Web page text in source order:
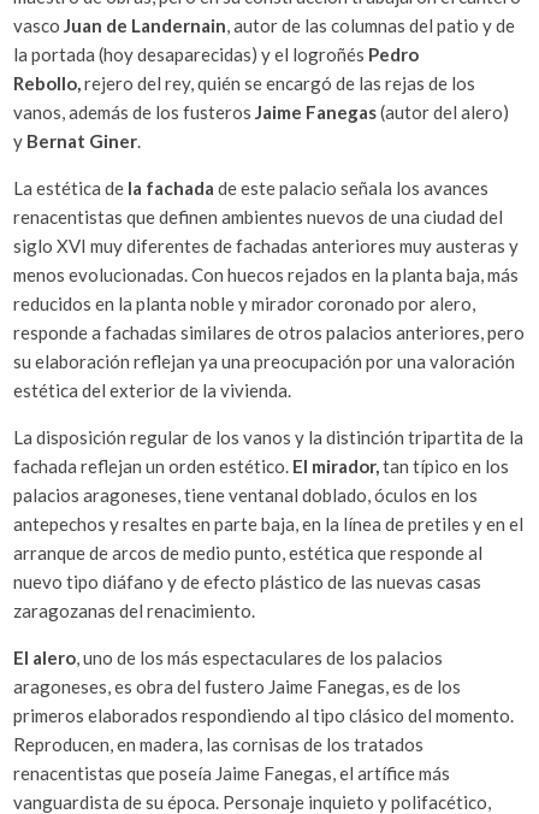
vasco Juan de Landernain , autor de las columnas del patio y de
la portada (hoy desaparecidas) y el logroñés Pedro
Rebollo, rejero del rey, quién se encargó de las rejas de los
vanos, además de los fusteros Jaime Fanegas(autor del alero)
y Bernat Giner
La estética de la fachada de este palacio señala los avances
renacentistas que definen ambientes nuevos de una ciudad del
siglo XVI muy diferentes de fachadas anteriores muy austeras y
menos evolucionadas. Con huecos rejados en la planta baja, más
reducidos en la planta noble y mirador coronado por alero,
responde a fachadas similares de otros palacios anteriores, pero
su elaboración reflejan ya una preocupación por una valoración
estética del exterior de la vivienda.
La disposición regular de los vanos y la distinción tripartita de la
fachada reflejan un orden estético. El mirador, tan típico en los
palacios aragoneses, tiene ventanal doblado, óculos en los
antepechos y resaltes en parte baja, en la línea de pretiles y en el
arranque de arcos de medio punto, estética que responde al
nuevo tipo diáfano y de efecto plástico de las nuevas casas
zaragozanas del renacimiento.
El alero , uno de los más espectaculares de los palacios
aragoneses, es obra del fustero Jaime Fanegas, es de los
primeros elaborados respondiendo al tipo clásico del momento.
Reproducen, en madera, las cornisas de los tratados
renacentistas que poseía Jaime Fanegas, el artífice más
vanguardista de su época. Personaje inquieto y polifacético,